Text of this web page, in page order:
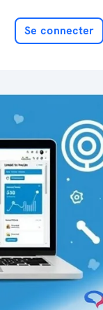
Se connecter